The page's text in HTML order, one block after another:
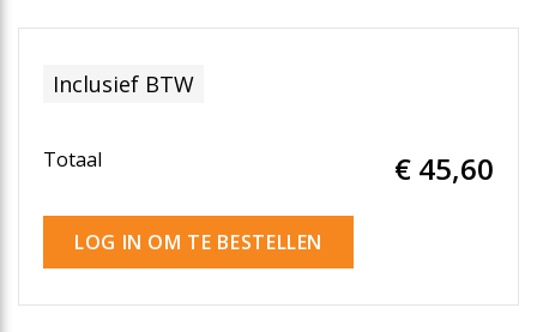
Inclusief BTW
Totaal € 45,60
LOG IN OM TE BESTELLEN